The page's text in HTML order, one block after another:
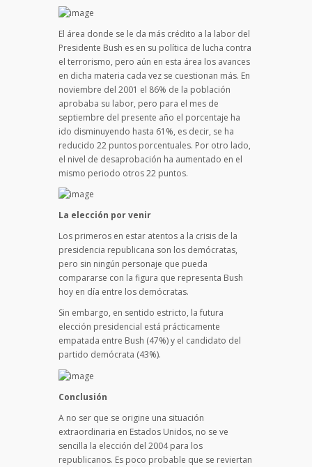
El área donde se le da más crédito a la labor del
Presidente Bush es en su política de lucha contra
el terrorismo, pero aún en esta área los avances
en dicha materia cada vez se cuestionan más. En
noviembre del 2001 el 86% de la población
aprobaba su labor, pero para el mes de
septiembre del presente año el porcentaje ha
ido disminuyendo hasta 61%, es decir, se ha
reducido 22 puntos porcentuales. Por otro lado,
el nivel de desaprobación ha aumentado en el
mismo periodo otros 22 puntos.
La elección por venir
Los primeros en estar atentos a la crisis de la
presidencia republicana son los demócratas,
pero sin ningún personaje que pueda
compararse con la figura que representa Bush
hoy en día entre los demócratas.
Sin embargo, en sentido estricto, la futura
elección presidencial está prácticamente
empatada entre Bush (47%) y el candidato del
partido demócrata (43%).
Conclusión
A no ser que se origine una situación
extraordinaria en Estados Unidos, no se ve
sencilla la elección del 2004 para los
republicanos. Es poco probable que se reviertan